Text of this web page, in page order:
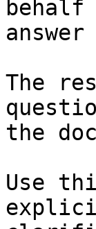
The
the
Use